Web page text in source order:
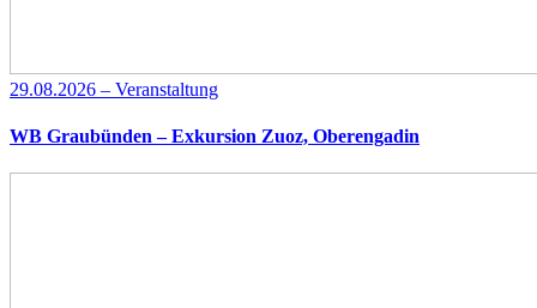
29.08.2026 – Veranstaltung
WB Graubünden – Exkursion Zuoz, Oberengadin